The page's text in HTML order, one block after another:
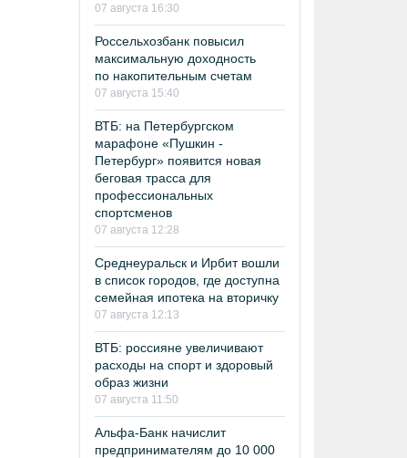
07 августа 16:30
Россельхозбанк повысил
максимальную доходность
по накопительным счетам
07 августа 15:40
ВТБ: на Петербургском
марафоне «Пушкин -
Петербург» появится новая
беговая трасса для
профессиональных
спортсменов
07 августа 12:28
Среднеуральск и Ирбит вошли
в список городов, где доступна
семейная ипотека на вторичку
07 августа 12:13
ВТБ: россияне увеличивают
расходы на спорт и здоровый
образ жизни
07 августа 11:50
Альфа-Банк начислит
предпринимателям до 10 000